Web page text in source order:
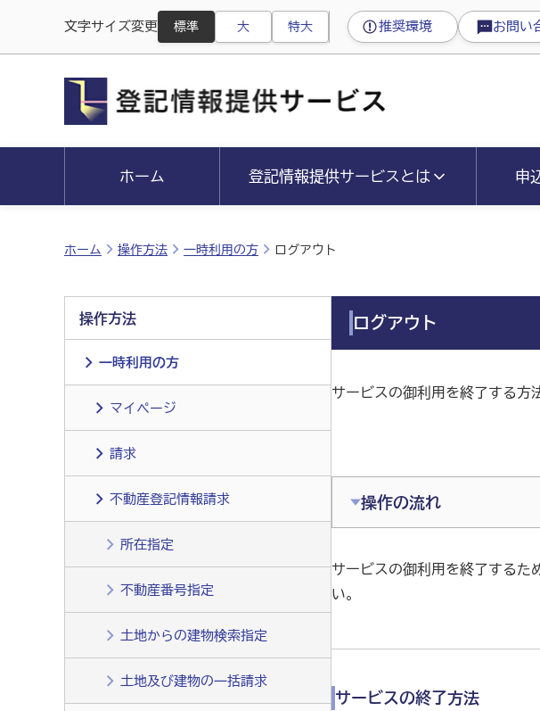
文字サイズ変更 標準 大 特大 推奨環境 お問い
ホーム 登記情報提供サービスとは 申
ホーム 操作方法 一時利用の方 ログアウト
操作方法
一時利用の方
マイページ
請求
不動産登記情報請求
所在指定
不動産番号指定
土地からの建物検索指定
土地及び建物の一括請求
ログアウト
サービスの御利用を終了する方
操作の流れ
サービスの御利用を終了するた
い。
サービスの終了方法